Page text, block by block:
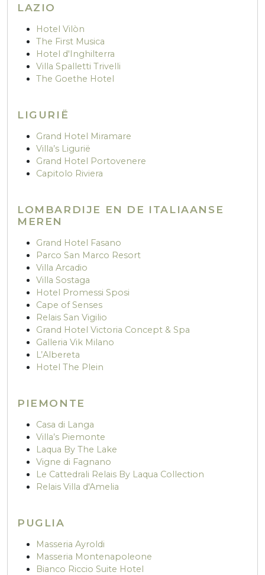
LAZIO
Hotel Vilòn
The First Musica
Hotel d'Inghilterra
Villa Spalletti Trivelli
The Goethe Hotel
LIGURIË
Grand Hotel Miramare
Villa’s Ligurië
Grand Hotel Portovenere
Capitolo Riviera
LOMBARDIJE EN DE ITALIAANSE
MEREN
Grand Hotel Fasano
Parco San Marco Resort
Villa Arcadio
Villa Sostaga
Hotel Promessi Sposi
Cape of Senses
Relais San Vigilio
Grand Hotel Victoria Concept & Spa
Galleria Vik Milano
L’Albereta
Hotel The Plein
PIEMONTE
Casa di Langa
Villa’s Piemonte
Laqua By The Lake
Vigne di Fagnano
Le Cattedrali Relais By Laqua Collection
Relais Villa d'Amelia
PUGLIA
Masseria Ayroldi
Masseria Montenapoleone
Bianco Riccio Suite Hotel